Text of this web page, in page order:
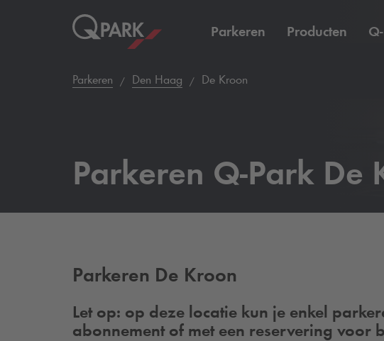
Parkeren Producten
Parkeren Den Haag De Kroon
Parkeren Q-Park De
Parkeren De Kroon
Let op: op deze locatie kun je enkel
abonnement of met een reservering voor